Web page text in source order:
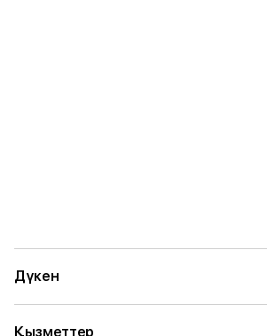
Дүкен
Қызметтер